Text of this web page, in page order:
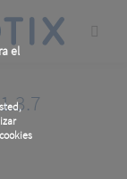
el